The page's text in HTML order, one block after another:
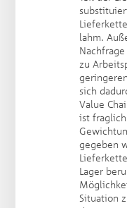
lahm.
zu
sich
Value
ist
gegeben
Lager
Situation